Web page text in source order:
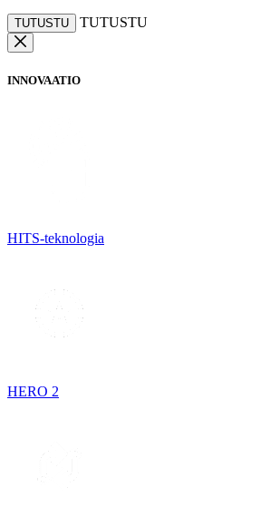
TUTUSTU TUTUSTU
INNOVAATIO
HITS-teknologia
HERO 2